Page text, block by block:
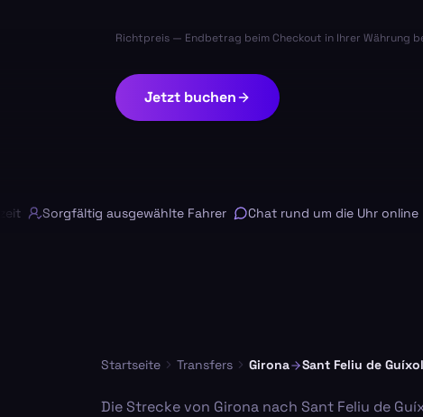
Richtpreis — Endbetrag beim Checkout in Ihrer Währung
Jetzt buchen
Sorgfältig ausgewählte Fahrer Chat rund um die Uhr online
Startseite Transfers Girona Sant Feliu de
Die Strecke von Girona nach Sant Feliu de